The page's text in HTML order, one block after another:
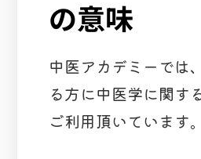
の意味
中医アカデミーでは
る方に中医学に関す
ご利用頂いています